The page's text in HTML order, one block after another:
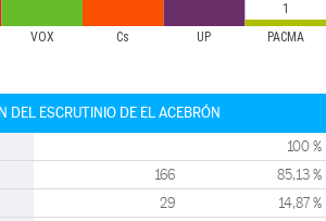
VOX Cs UP PACMA
1
DEL ESCRUTINIO DE EL ACEBRÓN
100 %
166 85,13 %
29 14,87 %